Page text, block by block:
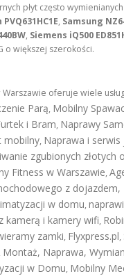
płyt często
PVQ631HC1E, Samsung
, Siemens iQ500
o większej szerokości.
oferuje wiele
Parą, Mobilny
i Bram, Naprawy
mobilny, Naprawa i
zgubionych złotych
Fitness w Warszawie,
z dojazdem,
w domu,
kamerą i kamery wifi,
zamki, Flyxpress.pl,
Montaż, Naprawa,
w Domu, Mobilny